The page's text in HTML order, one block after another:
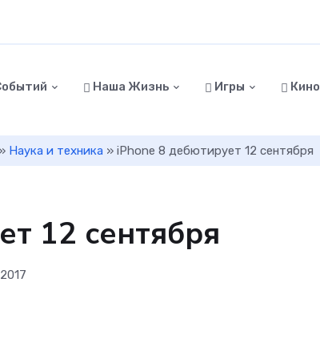
Наша Жизнь Игры Кино
» Наука и техника » iPhone 8 дебютирует 12 сентября
12 сентября